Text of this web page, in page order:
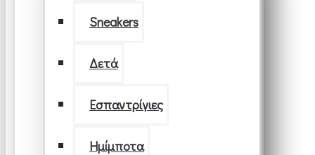
Sneakers
Δετά
Εσπαντρίγιες
Ημίμποτα